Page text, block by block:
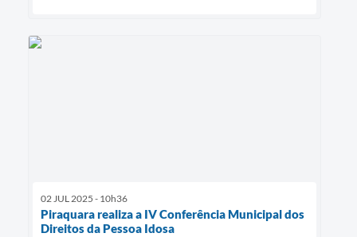
02 JUL 2025 - 10h36
Piraquara realiza a IV Conferência Municipal dos
Direitos da Pessoa Idosa